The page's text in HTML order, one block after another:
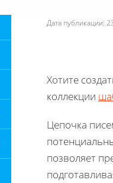
Дата публикации:
Хотите
коллекции
Цепочка
позволяет